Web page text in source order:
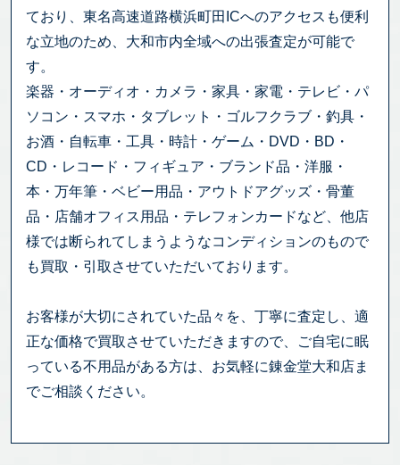
ており、東名高速道路横浜町田ICへのアクセスも便利
な立地のため、大和市内全域への出張査定が可能で
す。
楽器・オーディオ・カメラ・家具・家電・テレビ・パ
ソコン・スマホ・タブレット・ゴルフクラブ・釣具・
お酒・自転車・工具・時計・ゲーム・DVD・BD・
CD・レコード・フィギュア・ブランド品・洋服・
本・万年筆・ベビー用品・アウトドアグッズ・骨董
品・店舗オフィス用品・テレフォンカードなど、他店
様では断られてしまうようなコンディションのもので
も買取・引取させていただいております。
お客様が大切にされていた品々を、丁寧に査定し、適
正な価格で買取させていただきますので、ご自宅に眠
っている不用品がある方は、お気軽に錬金堂大和店ま
でご相談ください。